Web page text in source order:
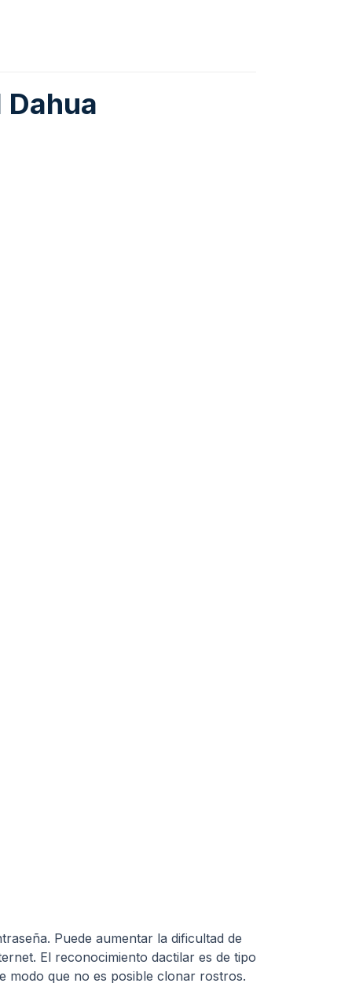
Puede aumentar la dificultad de
El reconocimiento dactilar es de tipo
modo que no es posible clonar rostros.